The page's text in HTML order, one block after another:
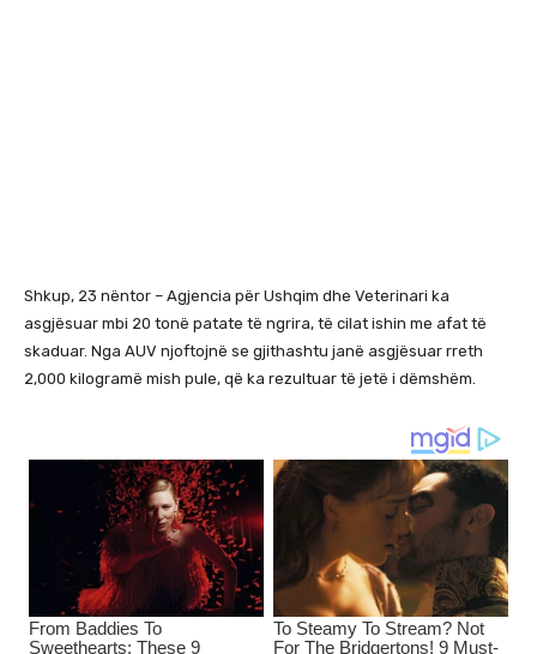
Shkup, 23 nëntor – Agjencia për Ushqim dhe Veterinari ka
asgjësuar mbi 20 tonë patate të ngrira, të cilat ishin me afat të
skaduar. Nga AUV njoftojnë se gjithashtu janë asgjësuar rreth
2,000 kilogramë mish pule, që ka rezultuar të jetë i dëmshëm.